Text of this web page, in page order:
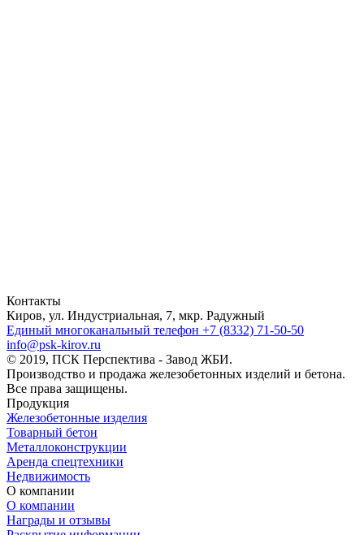
Контакты
Киров, ул. Индустриальная, 7, мкр. Радужный
Единый многоканальный телефон +7 (8332) 71-50-50
info@psk-kirov.ru
© 2019, ПСК Перспектива - Завод ЖБИ.
Производство и продажа железобетонных изделий и бетона.
Все права защищены.
Продукция
Железобетонные изделия
Товарный бетон
Металлоконструкции
Аренда спецтехники
Недвижимость
О компании
О компании
Награды и отзывы